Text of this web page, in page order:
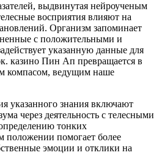
выдвинутая нейроученым
восприятия влияют на
Организм запоминает
с положительными и
указанную данные для
казино Пин Ап превращается в
компасом, ведущим наше
указанного знания включают
через деятельность с телесными
тонких
положении помогает более
эмоции и отклики на